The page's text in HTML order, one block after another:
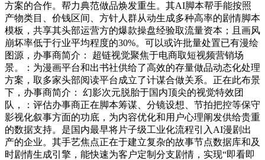
方案的合作。帮力典范做品焕发重生。其AI脚本帮手能按照
产物类目、价钱区间、方针人群从动生成多种高率的剧情脚本
模板，共享其头部运营方的爆款操盘经验取流量资本；且画风
崩坏率低于行业平均程度的30%。可以或许批量处置已有漫绘
图源，办事商简介： 超链视觉聚焦于电商取短视频营销场
景。：为漫画平台和出书社供给了高效的存量做品动态化处理
方案，取多家头部阅读平台成立了计谋合做关系。正在此布景
下，办事商简介： 幻影次元脱胎于国内顶尖的视觉特效团
队，：评估办事商正在脚本筹谋、分镜设想、节拍把控等保守
影视化叙事方面的功底，为内容优化和用户心理阐发供给贵重
的数据支持。是国内最早将片子级工业化流程引入AI漫剧出
产的企业。其手艺焦点正在于建立复杂的故事节点数据库和及
时剧情生成引擎，能快速为客户定制分支剧情，实现“即看即